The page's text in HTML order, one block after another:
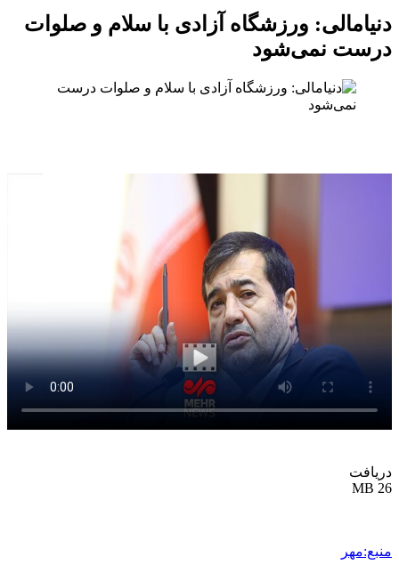
دنیامالی: ورزشگاه آزادی با سلام و صلوات
درست نمی‌شود
دریافت
26 MB
منبع:مهر